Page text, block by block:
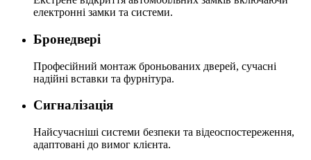
електронні замки та системи.
Бронедвері
Професійний монтаж броньованих дверей, сучасні
надійні вставки та фурнітура.
Сигналізація
Найсучасніші системи безпеки та відеоспостереження,
адаптовані до вимог клієнта.